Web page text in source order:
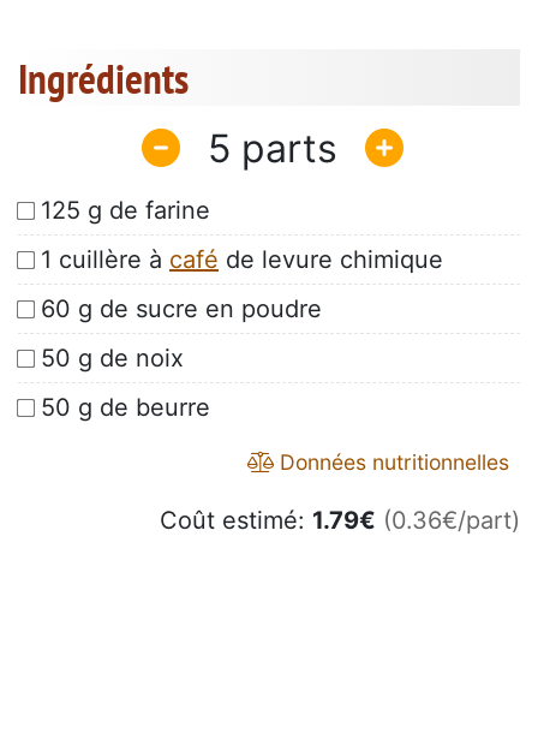
Ingrédients
5
125 g de farine
1 cuillère à café de levure chimique
60 g de sucre en poudre
50 g de noix
50 g de beurre
Données nutritionnelles
Coût estimé: 1.79€ (0.36€/part)